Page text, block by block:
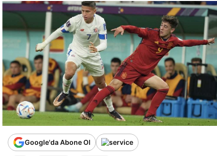
Google'da Abone Ol